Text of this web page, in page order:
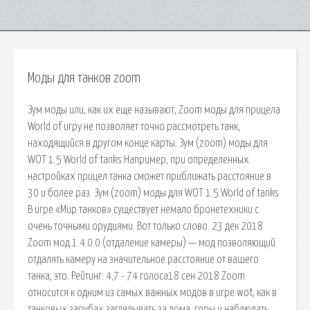
Моды для танков zoom
Зум моды или, как их еще называют, Zoom моды для прицела
World of игру не позволяет точно рассмотреть танк,
находящийся в другом конце карты. Зум (zoom) моды для
WOT 1.5 World of tanks Например, при определенных
настройках прицел танка сможет приближать расстояние в
30 и более раз. Зум (zoom) моды для WOT 1.5 World of tanks
В игре «Мир танков» существует немало бронетехники с
очень точными орудиями. Вот только слово. 23 дек 2018
Zoom мод 1.4.0.0 (отдаление камеры) — мод позволяющий
отдалять камеру на значительное расстояние от вашего
танка, это. Рейтинг: 4,7 - 74 голоса18 сен 2018 Zoom
относится к одним из самых важных модов в игре wot, как в